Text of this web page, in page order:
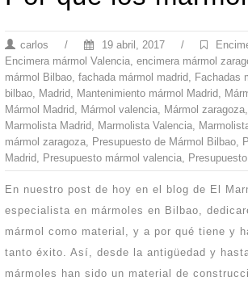
carlos / 19 abril, 2017 /
Encimera mármol Valencia, encimera mármol
mármol Bilbao, fachada mármol madrid, Fachadas
bilbao, Madrid, Mantenimiento mármol Madrid,
Mármol Madrid, Mármol valencia, Mármol zaragoza,
Marmolista Madrid, Marmolista Valencia,
mármol zaragoza, Presupuesto de Mármol Bilbao,
Madrid, Presupuesto mármol valencia,
En nuestro post de hoy en el blog de El
especialista en mármoles en Bilbao,
mármol como material, y a por qué tiene y
tanto éxito. Así, desde la antigüedad y
mármoles han sido un material de